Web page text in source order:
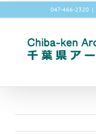
047-466-2320 |